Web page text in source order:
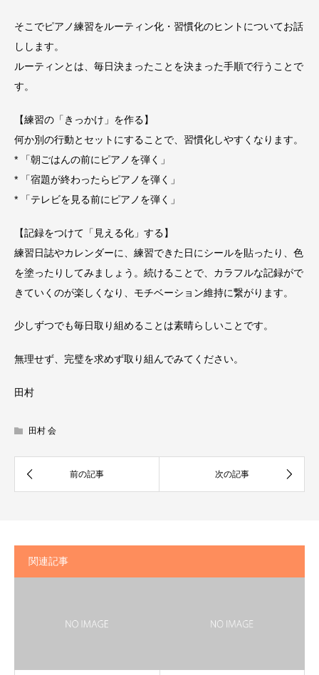
そこでピアノ練習をルーティン化・習慣化のヒントについてお話
しします。
ルーティンとは、毎日決まったことを決まった手順で行うことで
す。
【練習の「きっかけ」を作る】
何か別の行動とセットにすることで、習慣化しやすくなります。
* 「朝ごはんの前にピアノを弾く」
* 「宿題が終わったらピアノを弾く」
* 「テレビを見る前にピアノを弾く」
【記録をつけて「見える化」する】
練習日誌やカレンダーに、練習できた日にシールを貼ったり、色
を塗ったりしてみましょう。続けることで、カラフルな記録がで
きていくのが楽しくなり、モチベーション維持に繋がります。
少しずつでも毎日取り組めることは素晴らしいことです。
無理せず、完璧を求めず取り組んでみてください。
田村
田村 会
関連記事